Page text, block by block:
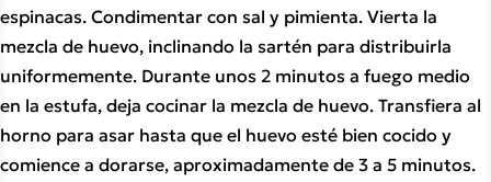
espinacas. Condimentar con sal y pimienta. Vierta la
mezcla de huevo, inclinando la sartén para distribuirla
uniformemente. Durante unos 2 minutos a fuego medio
en la estufa, deja cocinar la mezcla de huevo. Transfiera al
horno para asar hasta que el huevo esté bien cocido y
comience a dorarse, aproximadamente de 3 a 5 minutos.